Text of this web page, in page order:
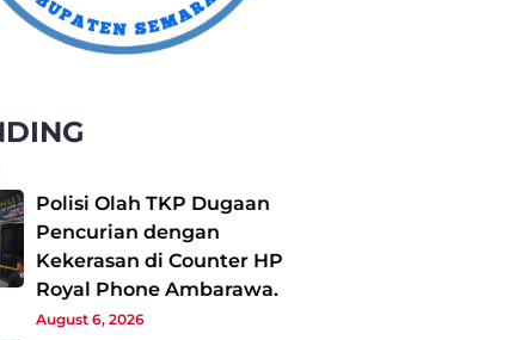
Polisi Olah TKP Dugaan
Pencurian dengan
Kekerasan di Counter HP
Royal Phone Ambarawa.
August 6, 2026